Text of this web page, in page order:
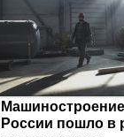
России пошло в